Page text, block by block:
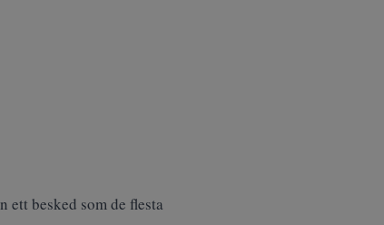
ett besked som de flesta